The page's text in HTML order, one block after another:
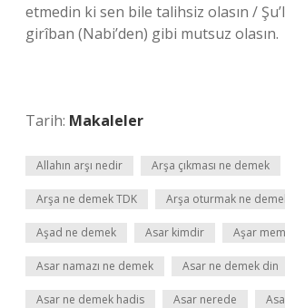
etmedin ki sen bile talihsiz olasın /
girîban (Nabi’den) gibi mutsuz olasın.
Tarih: Makaleler
Allahın arşı nedir Arşa çıkması ne demek
Arşa ne demek TDK Arşa oturmak ne
Aşad ne demek Asar kimdir Aşar
Asar namazı ne demek Asar ne demek din
Asar ne demek hadis Asar nerede